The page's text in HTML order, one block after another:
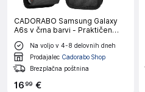
CADORABO Samsung Galaxy
A6s v črna barvi - Praktičen
zaščitni ovitek s karabinom
Ovitek ovitka z držalom za
pisalo
Na voljo v 4-8 delovnih dneh
Prodajalec Cadorabo Shop
Brezplačna poštnina
1699 €